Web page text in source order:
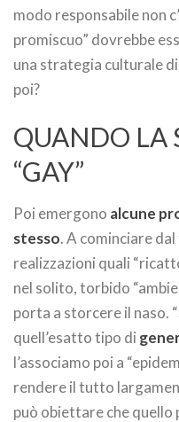
modo responsabile non
promiscuo” dovrebbe
una strategia culturale
poi?
QUANDO LA
“GAY”
Poi emergono alcune
stesso. A cominciare
realizzazioni quali
nel solito, torbido
porta a storcere il naso.
quell’esatto tipo di
l’associamo poi a
rendere il tutto
può obiettare che quello